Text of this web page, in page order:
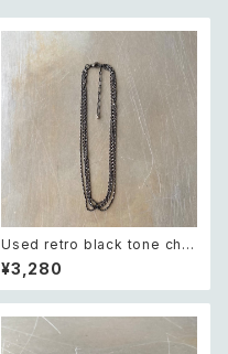
Used retro black tone chai
n necklace レトロ ユーズド ア
クセサリー ブラック チェーン 4
連 ネックレス
¥3,280